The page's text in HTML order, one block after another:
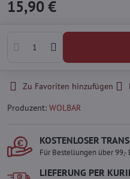
15,90 €
Zu Favoriten hinzufügen
Produzent: WOLBAR
KOSTENLOSER
Für Bestellungen über 99,-
LIEFERUNG PER